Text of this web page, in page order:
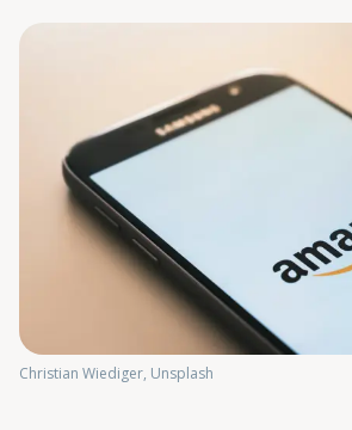
Christian Wiediger, Unsplash